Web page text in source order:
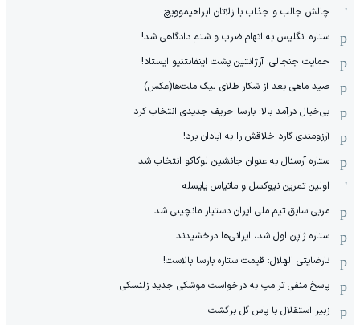
چالش جالب و جذاب با زلاتان ابراهیموویچ
ستاره انگلیس به اتهام ضرب و شتم دادگاهی شد!
حمایت جنجالی: آرژانتین پشت اینفانتنیو ایستاد!
صید ماهی بعد از شکار طلای لیگ ملت‌ها(عکس)
بی‌خیال درآمد بالا: بارسا حریف جدیدی انتخاب کرد
آرزومندی گارد خلاقش را به آبادان برد!
ستاره آرسنال به عنوان جانشین لوکاکو انتخاب شد
اولین تمرین نیوکسل و ماتیاس یایسله
مربی سابق تیم ملی ایران دستیار مانچینی شد
ستاره ژاپن اول شد، ایرانی‌ها درخشیدند
نارضایتی الهلال: قیمت ستاره بارسا بالاست!
پاسخ منفی ترامپ به درخواست موشکی جدید زلنسکی
زبیر استقلال با پاس گل برگشت